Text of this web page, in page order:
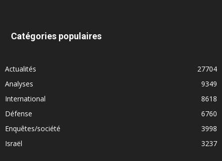
Catégories populaires
Actualités
27704
Analyses
9349
International
8618
Défense
6760
Enquêtes/société
3998
Israël
3237